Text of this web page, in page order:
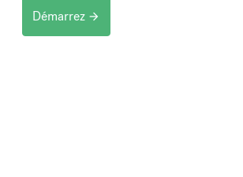
Démarrez arrow_forward